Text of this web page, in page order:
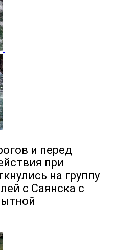
и перед
при
на группу
с Саянска с